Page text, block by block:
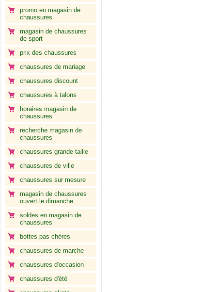
promo en magasin de
chaussures
magasin de chaussures
de sport
prix des chaussures
chaussures de mariage
chaussures discount
chaussures à talons
horaires magasin de
chaussures
recherche magasin de
chaussures
chaussures grande taille
chaussures de ville
chaussures sur mesure
magasin de chaussures
ouvert le dimanche
soldes en magasin de
chaussures
bottes pas chères
chaussures de marche
chaussures d'occasion
chaussures d'été